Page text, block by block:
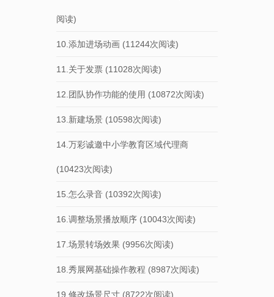
阅读)
10.添加进场动画 (11244次阅读)
11.关于发票 (11028次阅读)
12.团队协作功能的使用 (10872次阅读)
13.新建场景 (10598次阅读)
14.万彩诚邀中小学教育区域代理商
(10423次阅读)
15.怎么录音 (10392次阅读)
16.调整场景播放顺序 (10043次阅读)
17.场景转场效果 (9956次阅读)
18.秀展网基础操作教程 (8987次阅读)
19.修改场景尺寸 (8722次阅读)